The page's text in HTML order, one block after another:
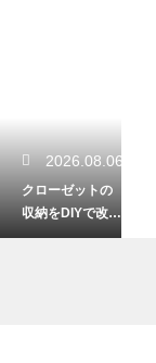
2026.08.06
クローゼットの
収納をDIYで改
造！初心者でも